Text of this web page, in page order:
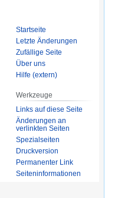
Startseite
Letzte Änderungen
Zufällige Seite
Über uns
Hilfe (extern)
Werkzeuge
Links auf diese Seite
Änderungen an
verlinkten Seiten
Spezialseiten
Druckversion
Permanenter Link
Seiten­informationen